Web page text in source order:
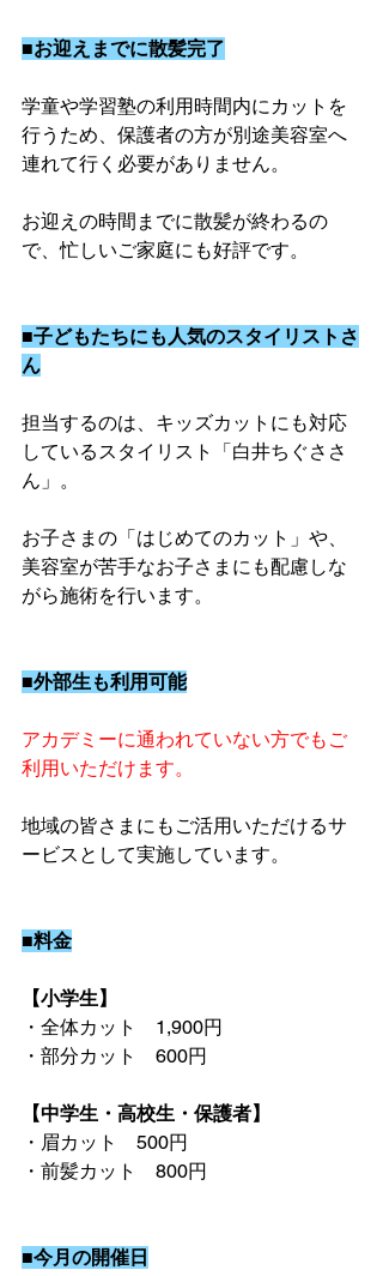
■お迎えまでに散髪完了
学童や学習塾の利用時間内にカットを
行うため、保護者の方が別途美容室へ
連れて行く必要がありません。
お迎えの時間までに散髪が終わるの
で、忙しいご家庭にも好評です。
■子どもたちにも人気のスタイリストさ
ん
担当するのは、キッズカットにも対応
しているスタイリスト「白井ちぐささ
ん」。
お子さまの「はじめてのカット」や、
美容室が苦手なお子さまにも配慮しな
がら施術を行います。
■外部生も利用可能
アカデミーに通われていない方でもご
利用いただけます。
地域の皆さまにもご活用いただけるサ
ービスとして実施しています。
■料金
【小学生】
・全体カット　1,900円
・部分カット　600円
【中学生・高校生・保護者】
・眉カット　500円
・前髪カット　800円
■今月の開催日